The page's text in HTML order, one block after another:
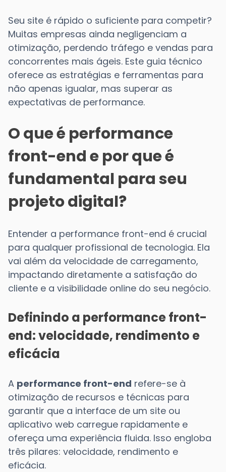
Seu site é rápido o suficiente para competir?
Muitas empresas ainda negligenciam a
otimização, perdendo tráfego e vendas para
concorrentes mais ágeis. Este guia técnico
oferece as estratégias e ferramentas para
não apenas igualar, mas superar as
expectativas de performance.
O que é performance
front-end e por que é
fundamental para seu
projeto digital?
Entender a performance front-end é crucial
para qualquer profissional de tecnologia. Ela
vai além da velocidade de carregamento,
impactando diretamente a satisfação do
cliente e a visibilidade online do seu negócio.
Definindo a performance front-
end: velocidade, rendimento e
eficácia
A performance front-end refere-se à
otimização de recursos e técnicas para
garantir que a interface de um site ou
aplicativo web carregue rapidamente e
ofereça uma experiência fluida. Isso engloba
três pilares: velocidade, rendimento e
eficácia.